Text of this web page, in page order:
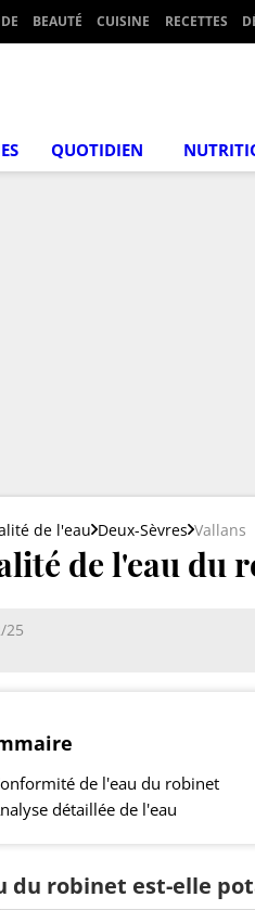
BEAUTÉ CUISINE RECETTES
QUOTIDIEN
de l'eau Deux-Sèvres Vallans
de l'eau du
25
de l'eau du robinet
détaillée de l'eau
du robinet est-elle